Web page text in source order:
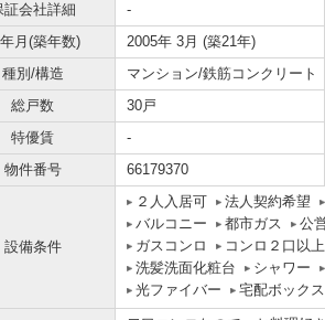
証会社詳細
-
月(築年数)
2005年 3月 (築21年)
種別/構造
マンション/鉄筋コンクリート
総戸数
30戸
特優賃
-
物件番号
66179370
設備条件
２人入居可 法人契約希望
バルコニー
都市ガス 公
ガスコンロ
コンロ２口以上
洗髪洗面化粧台
シャワー
光ファイバー
宅配ボックス